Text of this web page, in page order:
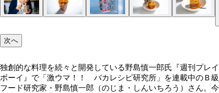
（１）食べる！ 今回必要になるのは「蒙古タン
（２）ゼラチン！ 残ったスープにゼラチンを溶
（３）冷やす！ ゼラチンが溶けたら常温で少し
（４）盛りつけ！ 見事にゼリーが完成したら、
独創的な料理を続々と開発している野島慎一郎氏
次へ
独創的な料理を続々と開発している野島慎一郎氏『週刊プレイ
ボーイ』で「激ウマ！！ バカレシピ研究所」を連載中のＢ級
フード研究家・野島慎一郎（のじま・しんいちろう）さん。今